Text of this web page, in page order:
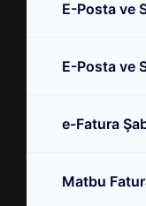
E-Posta ve
E-Posta ve
e-Fatura
Matbu